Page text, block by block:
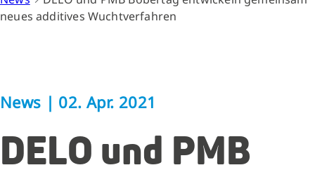
neues additives Wuchtverfahren
News | 02. Apr. 2021
DELO und PMB